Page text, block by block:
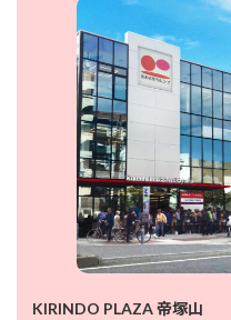
KIRINDO PLAZA 帝塚山